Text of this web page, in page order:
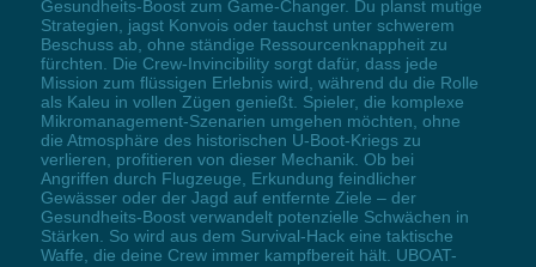
Gesundheits-Boost zum Game-Changer. Du planst mutige
Strategien, jagst Konvois oder tauchst unter schwerem
Beschuss ab, ohne ständige Ressourcenknappheit zu
fürchten. Die Crew-Invincibility sorgt dafür, dass jede
Mission zum flüssigen Erlebnis wird, während du die Rolle
als Kaleu in vollen Zügen genießt. Spieler, die komplexe
Mikromanagement-Szenarien umgehen möchten, ohne
die Atmosphäre des historischen U-Boot-Kriegs zu
verlieren, profitieren von dieser Mechanik. Ob bei
Angriffen durch Flugzeuge, Erkundung feindlicher
Gewässer oder der Jagd auf entfernte Ziele – der
Gesundheits-Boost verwandelt potenzielle Schwächen in
Stärken. So wird aus dem Survival-Hack eine taktische
Waffe, die deine Crew immer kampfbereit hält. UBOAT-